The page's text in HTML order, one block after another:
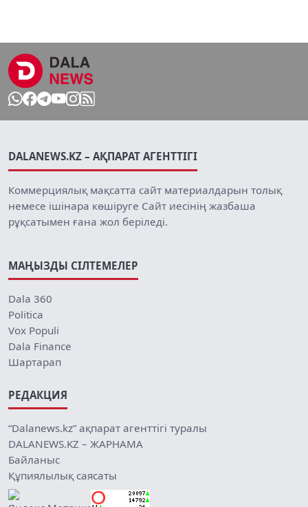
DALANEWS.KZ – АҚПАРАТ АГЕНТТІГІ
Коммерциялық мақсатта сайт материалдарын толық
немесе ішінара көшіруге Сайт иесінің жазбаша
рұқсатымен ғана жол беріледі.
МАҢЫЗДЫ СІЛТЕМЕЛЕР
Dala 360
Politica
Vox Populi
Dala Finance
Шартарап
РЕДАКЦИЯ
“Dalanews.kz” ақпарат агенттігі туралы
DALANEWS.KZ – ЖАРНАМА
Байланыс
Құпиялылық саясаты